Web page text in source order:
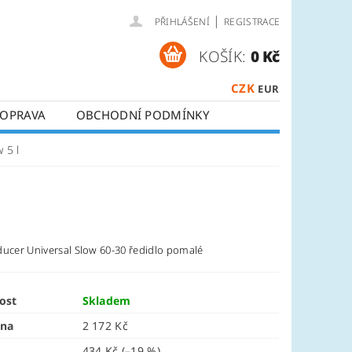
PŘIHLÁŠENÍ | REGISTRACE
CZK EUR
KOŠÍK: 0 Kč
OBCHODNÍ PODMÍNKY
5 l
Universal Slow 60-30 ředidlo pomalé
Skladem
2 172 Kč